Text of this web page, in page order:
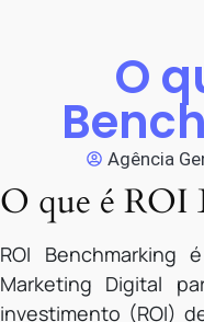
O
Agência
O que é ROI
ROI Benchmarking
Marketing Digital
investimento (ROI)